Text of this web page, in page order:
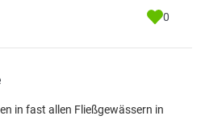
0
in fast allen Fließgewässern in